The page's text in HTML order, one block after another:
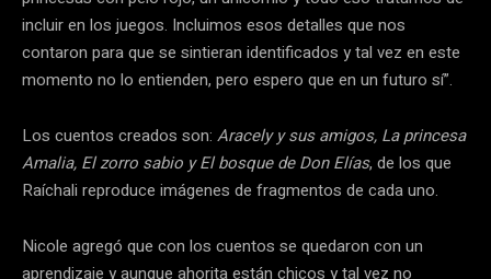
incluir en los juegos. Incluimos esos detalles que nos
contaron para que se sintieran identificados y tal vez en este
momento no lo entienden, pero espero que en un futuro sí”.
Los cuentos creados son: Aracely y sus amigos, La princesa
Amalia, El zorro sabio y El bosque de Don Elías, de los que
Raíchali reproduce imágenes de fragmentos de cada uno.
Nicole agregó que con los cuentos se quedaron con un
aprendizaje y aunque ahorita están chicos y tal vez no